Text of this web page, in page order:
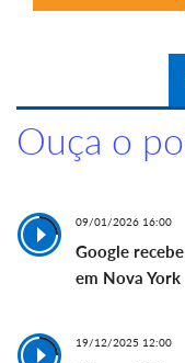
Ouça o
09/01/2026 16:00
Google
em Nova York
19/12/2025 12:00